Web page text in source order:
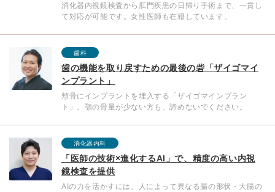
消化器内視鏡検査から肛門疾患の日帰り手術まで、一貫し
て対応が可能です。女性医師も在籍しています。
歯科
歯の機能を取り戻すための最後の砦「ザイゴマイ
ンプラント」
頬骨にインプラントを埋入する「ザイゴマインプラン
ト」。顎の骨量が少ない方も、諦めないでください。
消化器内科
「医師の技術×進化するAI」で、精度の高い内視
鏡検査を提供
AIの力を活かすには、人によって異なる腸の形状・大腸の